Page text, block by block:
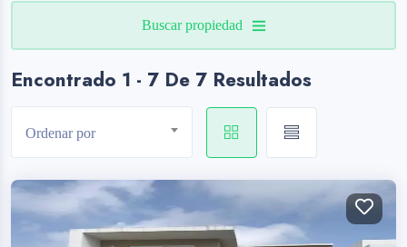
Buscar propiedad
Encontrado 1 - 7 De 7 Resultados
Ordenar por